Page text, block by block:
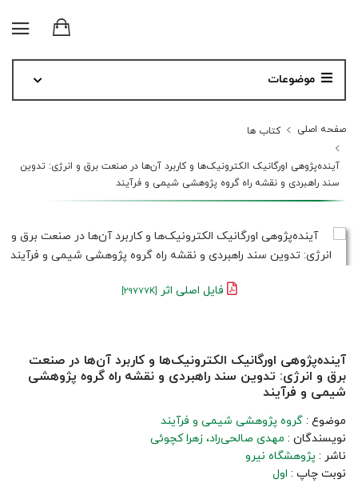
موضوعات
صفحه اصلی کتاب ها
آینده‌پژوهی اورگانیک الکترونیک‌ها و کاربرد آن‌ها در صنعت برق و انرژی: تدوین
سند راهبردی و نقشه راه گروه پژوهشی شیمی و فرآیند
فایل اصلی اثر [29777K]
آینده‌پژوهی اورگانیک الکترونیک‌ها و کاربرد آن‌ها در صنعت
برق و انرژی: تدوین سند راهبردی و نقشه راه گروه پژوهشی
شیمی و فرآیند
موضوع : گروه پژوهشی شیمی و فرآیند
نویسندگان : مهدی صالحی‌راد زهرا کچوئی
ناشر : پژوهشگاه نیرو
نوبت چاپ : اول